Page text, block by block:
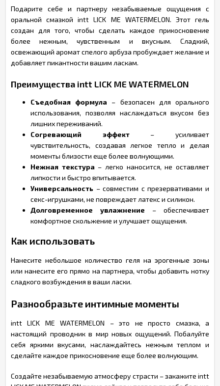
Подарите себе и партнеру незабываемые ощущения с
оральной смазкой intt LICK ME WATERMELON. Этот гель
создан для того, чтобы сделать каждое прикосновение
более нежным, чувственным и вкусным. Сладкий,
освежающий аромат спелого арбуза пробуждает желание и
добавляет пикантности вашим ласкам.
Преимущества intt LICK ME WATERMELON
Съедобная формула – безопасен для орального
использования, позволяя наслаждаться вкусом без
лишних переживаний.
Согревающий эффект– усиливает
чувствительность, создавая легкое тепло и делая
моменты близости еще более волнующими.
Нежная текстура – легко наносится, не оставляет
липкости и быстро впитывается.
Универсальность – совместим с презервативами и
секс-игрушками, не повреждает латекс и силикон.
Долговременное увлажнение – обеспечивает
комфортное скольжение и улучшает ощущения.
Как использовать
Нанесите небольшое количество геля на эрогенные зоны
или нанесите его прямо на партнера, чтобы добавить нотку
сладкого возбуждения в ваши ласки.
Разнообразьте интимные моменты
intt LICK ME WATERMELON – это не просто смазка, а
настоящий проводник в мир новых ощущений. Побалуйте
себя яркими вкусами, наслаждайтесь нежным теплом и
сделайте каждое прикосновение еще более волнующим.
Создайте незабываемую атмосферу страсти – закажите intt